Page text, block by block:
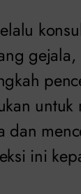
untuk
dan
ini